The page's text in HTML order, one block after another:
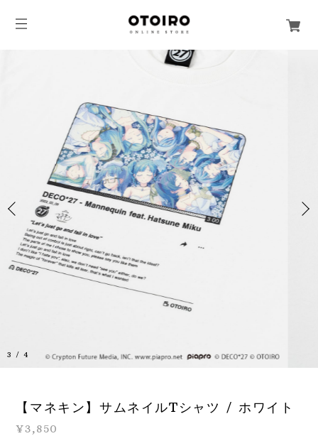
3 /4
【マネキン】サムネイルTシャツ / ホワイト
¥3,850